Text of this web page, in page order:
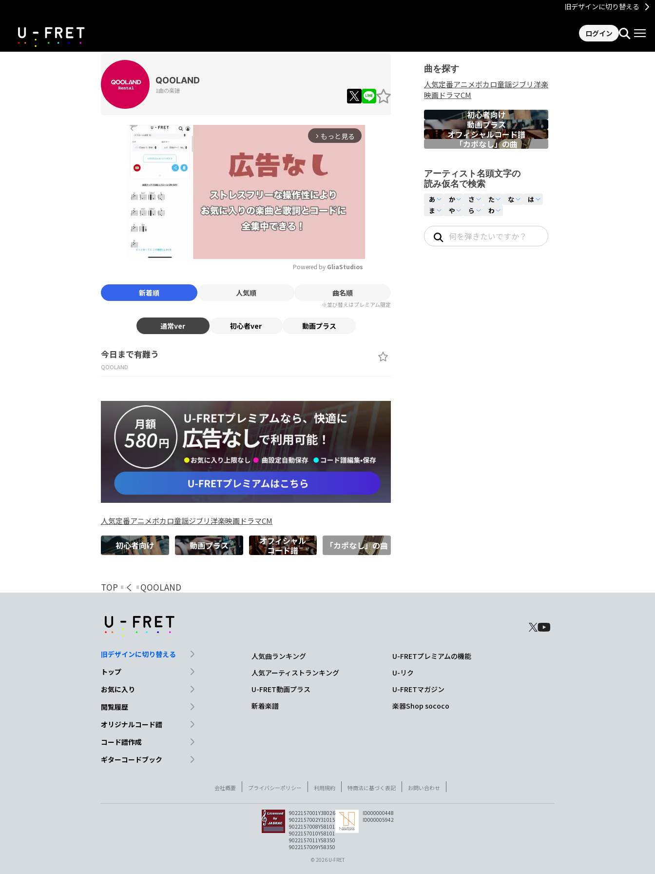
旧デザインに切り替える
ログイン
QOOLAND
1曲の楽譜
arrow_forward_ios もっと見る
Mute
Powered by GliaStudios
新着順 人気順 曲名順
※並び替えはプレミアム限定
通常ver 初心者ver 動画プラス
今日まで有難う
QOOLAND
人気定番アニメボカロ童謡ジブリ洋楽映画ドラマCM
初心者向け 動画プラス
オフィシャル
コード譜
「カポなし」の曲
曲を探す
人気定番アニメボカロ童謡ジブリ洋楽
映画ドラマCM
初心者向け
動画プラス
オフィシャルコード譜
「カポなし」の曲
アーティスト名頭文字の
読み仮名で検索
TOP く QOOLAND
旧デザインに切り替える
トップ
お気に入り
閲覧履歴
オリジナルコード譜
コード譜作成
ギターコードブック
人気曲ランキング
人気アーティストランキング
U-FRET動画プラス
新着楽譜
U-FRETプレミアムの機能
U-リク
U-FRETマガジン
楽器Shop sococo
会社概要 プライバシーポリシー 利用規約 特商法に基づく表記 お問い合わせ
9022157001Y38026
9022157002Y31015
9022157008Y58101
9022157010Y58101
9022157011Y58350
9022157009Y58350
ID000000448
ID000005942
© 2026 U-FRET